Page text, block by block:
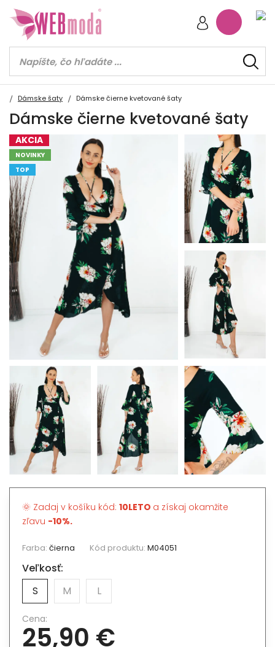
Dámske šaty Dámske čierne kvetované šaty
Dámske čierne kvetované šaty
AKCIA
NOVINKY
TOP
🌞 Zadaj v košíku kód: 10LETO a získaj okamžite
zľavu -10%.
Farba: čierna Kód produktu: M04051
Veľkosť:
S
M L
Cena:
25,90 €